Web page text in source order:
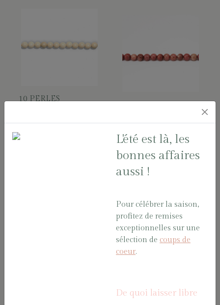
10 PERLES
RIVIERE RONDE
BLANC 4 mm
Sachet
RHODOCROS04/16
13 GR ROCAILLE
RONDE ROSE
CLAIR 2.6 mm
L'été est là, les
bonnes affaires
aussi !
Pour célébrer la saison,
profitez de remises
exceptionnelles sur une
sélection de coups de
coeur.
De quoi laisser libre